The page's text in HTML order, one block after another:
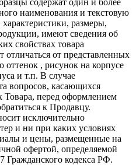
наименования и текстовую
размеры,
имеют сведения об
свойствах товара
от представленных
, рисунок на корпусе
и т.п. В случае
вопросов, касающихся
Товара, перед оформлением
к Продавцу.
исключительно
и ни при каких условиях
и цены, размещенные на
офертой, определяемой
Гражданского кодекса РФ.